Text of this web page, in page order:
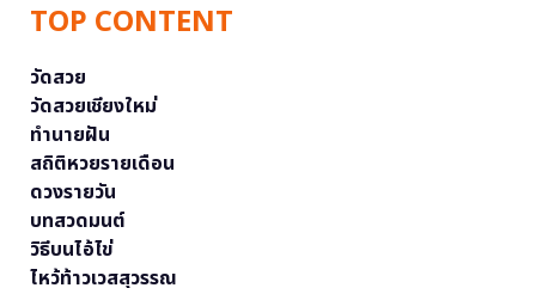
TOP CONTENT
วัดสวย
วัดสวยเชียงใหม่
ทำนายฝัน
สถิติหวยรายเดือน
ดวงรายวัน
บทสวดมนต์
วิธีบนไอ้ไข่
ไหว้ท้าวเวสสุวรรณ